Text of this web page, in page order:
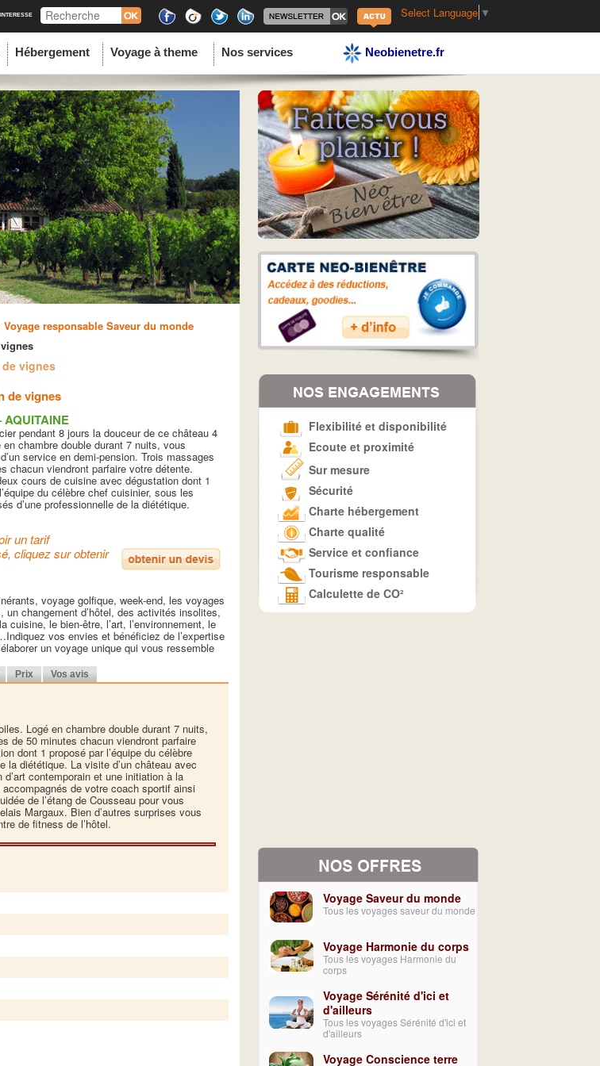
Recherche Select Language ▼
Hébergement Voyage à theme Nos services Neobienetre.fr
Voyage responsable Saveur du monde
de vignes
de vignes
AQUITAINE
pendant 8 jours la douceur de ce château 4
chambre double durant 7 nuits, vous
service en demi-pension. Trois massages
chacun viendront parfaire votre détente.
cours de cuisine avec dégustation dont 1
du célèbre chef cuisinier, sous les
d’une professionnelle de la diététique.
un tarif
cliquez sur obtenir
voyage golfique, week-end, les voyages
changement d’hôtel, des activités insolites,
cuisine, le bien-être, l’art, l’environnement, le
vos envies et bénéficiez de l’expertise
un voyage unique qui vous ressemble
Prix Vos avis
Logé en chambre double durant 7 nuits,
de 50 minutes chacun viendront parfaire
dont 1 proposé par l’équipe du célèbre
la diététique. La visite d’un château avec
contemporain et une initiation à la
de votre coach sportif ainsi
de l’étang de Cousseau pour vous
Margaux. Bien d’autres surprises vous
de fitness de l’hôtel.
Flexibilité et disponibilité
Ecoute et proximité
Sur mesure
Sécurité
Charte hébergement
Charte qualité
Service et confiance
Tourisme responsable
Calculette de CO²
Voyage Saveur du monde
Tous les voyages saveur du monde
Voyage Harmonie du corps
Tous les voyages Harmonie du
corps
Voyage Sérénité d'ici et
d'ailleurs
Tous les voyages Sérénité d'ici et
d'ailleurs
Voyage Conscience terre